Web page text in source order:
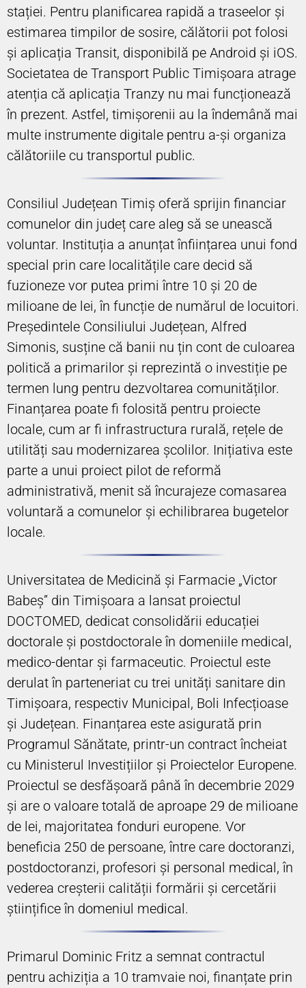
stației. Pentru planificarea rapidă a traseelor și
estimarea timpilor de sosire, călătorii pot folosi
și aplicația Transit, disponibilă pe Android și iOS.
Societatea de Transport Public Timișoara atrage
atenția că aplicația Tranzy nu mai funcționează
în prezent. Astfel, timișorenii au la îndemână mai
multe instrumente digitale pentru a-și organiza
călătoriile cu transportul public.
Consiliul Județean Timiș oferă sprijin financiar
comunelor din județ care aleg să se unească
voluntar. Instituția a anunțat înființarea unui fond
special prin care localitățile care decid să
fuzioneze vor putea primi între 10 și 20 de
milioane de lei, în funcție de numărul de locuitori.
Președintele Consiliului Județean, Alfred
Simonis, susține că banii nu țin cont de culoarea
politică a primarilor și reprezintă o investiție pe
termen lung pentru dezvoltarea comunităților.
Finanțarea poate fi folosită pentru proiecte
locale, cum ar fi infrastructura rurală, rețele de
utilități sau modernizarea școlilor. Inițiativa este
parte a unui proiect pilot de reformă
administrativă, menit să încurajeze comasarea
voluntară a comunelor și echilibrarea bugetelor
locale.
Universitatea de Medicină și Farmacie „Victor
Babeș” din Timișoara a lansat proiectul
DOCTOMED, dedicat consolidării educației
doctorale și postdoctorale în domeniile medical,
medico-dentar și farmaceutic. Proiectul este
derulat în parteneriat cu trei unități sanitare din
Timișoara, respectiv Municipal, Boli Infecțioase
și Județean. Finanțarea este asigurată prin
Programul Sănătate, printr-un contract încheiat
cu Ministerul Investițiilor și Proiectelor Europene.
Proiectul se desfășoară până în decembrie 2029
și are o valoare totală de aproape 29 de milioane
de lei, majoritatea fonduri europene. Vor
beneficia 250 de persoane, între care doctoranzi,
postdoctoranzi, profesori și personal medical, în
vederea creșterii calității formării și cercetării
științifice în domeniul medical.
Primarul Dominic Fritz a semnat contractul
pentru achiziția a 10 tramvaie noi, finanțate prin